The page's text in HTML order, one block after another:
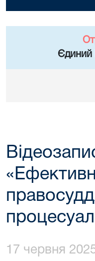
Єдиний
17 червня